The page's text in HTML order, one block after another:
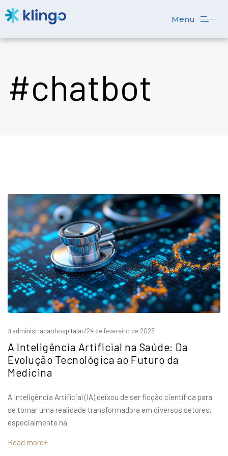
Menu
#chatbot
#administracaohospitalar/24 de fevereiro de 2025
A Inteligência Artificial na Saúde: Da
Evolução Tecnológica ao Futuro da
Medicina
A Inteligência Artificial (IA) deixou de ser ficção científica para
se tornar uma realidade transformadora em diversos setores,
especialmente na
Read more